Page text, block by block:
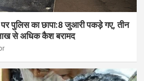
पुलिस का छापा:8 जुआरी पकड़े गए, तीन
से अधिक कैश बरामद